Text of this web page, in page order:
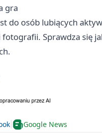
gra
do osób lubiących
Sprawdza się
Google News